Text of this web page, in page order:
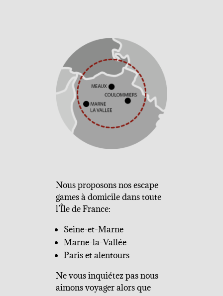
Nous proposons nos escape
games à domicile dans toute
l’Île de France:
Seine-et-Marne
Marne-la-Vallée
Paris et alentours
Ne vous inquiétez pas nous
aimons voyager alors que